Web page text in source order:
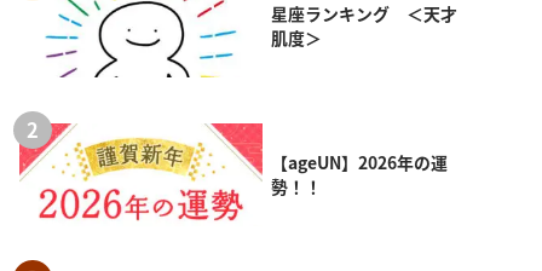
星座ランキング ＜天才
肌度＞
【ageUN】2026年の運
勢！！